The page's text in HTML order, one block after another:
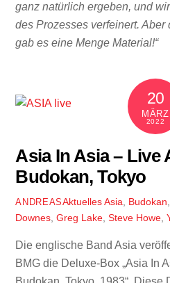
ganz natürlich ergeben, und
des Prozesses verfeinert. Aber
gab es eine Menge Material!“
20
MÄRZ
2022
Asia In Asia – Live
Budokan, Tokyo
ANDREASAktuellesAsia, Budokan,
Downes,Greg Lake,Steve Howe,
Die englische Band Asia
BMG die Deluxe-Box „Asia In